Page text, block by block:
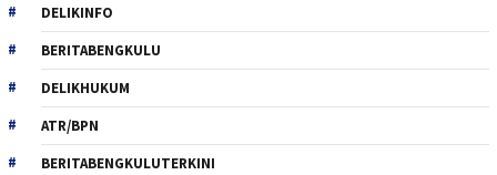
DELIKINFO
BERITABENGKULU
DELIKHUKUM
ATR/BPN
BERITABENGKULUTERKINI